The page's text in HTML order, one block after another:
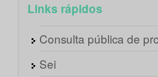
Links rápidos
Consulta pública de
Sei